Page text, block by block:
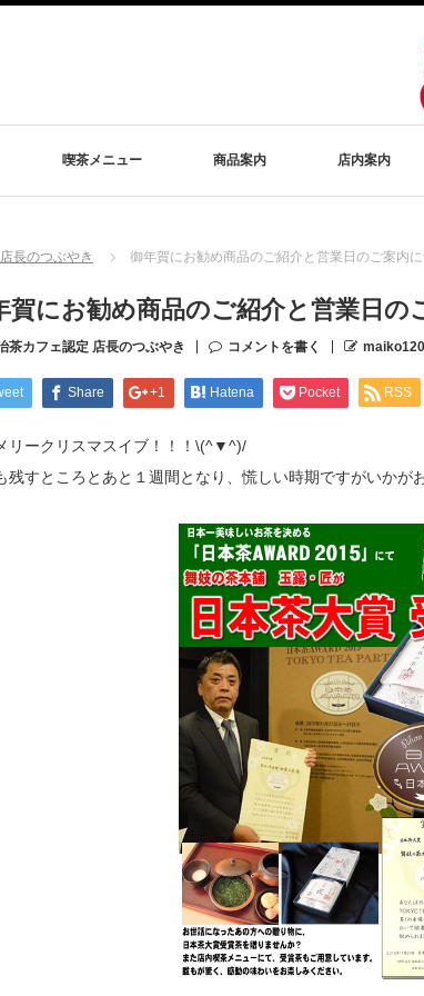
喫茶メニュー 商品案内 店内案内
長のつぶやき 御年賀にお勧め商品のご紹介と営業日のご案内
賀にお勧め商品のご紹介と営業日
茶カフェ認定 店長のつぶやき コメントを書く
Share +1 Hatena Pocket RSS
リークリスマスイブ！！！\(^▼^)/
残すところとあと１週間となり、慌しい時期ですがいかが